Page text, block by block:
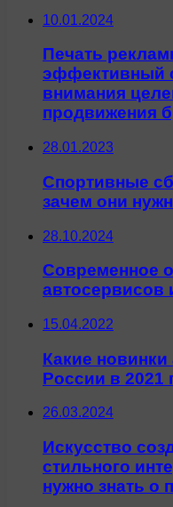
10.01.2024
Печать
эффективный
внимания
продвижения
28.01.2023
Спортивные
зачем они
28.10.2024
Современное
автосервисов
15.04.2022
Какие
России в 2021
26.03.2024
Искусство
стильного
нужно знать о